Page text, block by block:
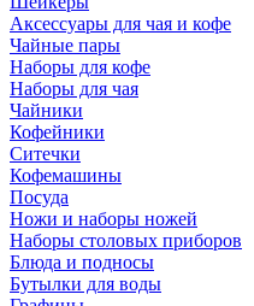
Аксессуары для чая и кофе
Чайные пары
Наборы для кофе
Наборы для чая
Чайники
Кофейники
Ситечки
Кофемашины
Посуда
Ножи и наборы ножей
Наборы столовых приборов
Блюда и подносы
Бутылки для воды